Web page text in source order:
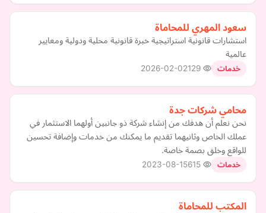
سعود المهري للمحاماة
استشارات قانونية استراتيجية خبرة قانونية محلية ودولية ومعايير
عالمية
خدمات 2026-02-02
محامي شركات جدة
نحن نعلم أن هدفك من إنشاء شركة ذو جانبين أولهما الاستثمار في
عملك الخاص وثانيهما تقديم ما يمكنك من خدمات وإضافة تحسين
للواقع وخلق بصمة خاصة.
خدمات 2023-08-15
المكتب للمحاماة